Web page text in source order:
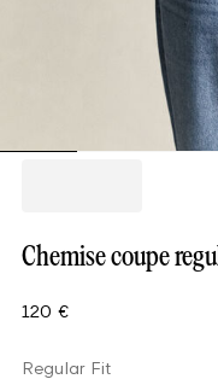
Chemise coupe
120 €
Regular Fit